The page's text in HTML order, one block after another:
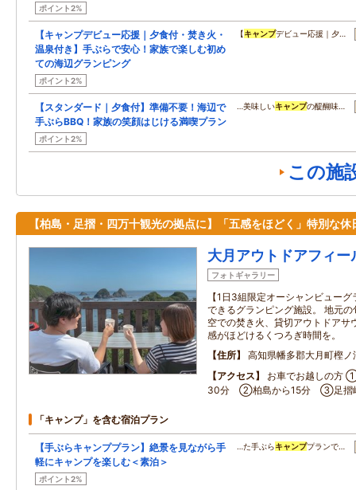
ポイント2%
【キャンプデビュー応援｜夕食付・焚き火・
温泉付き】手ぶらで安心！家族で楽しむ初め
ての海辺グランピング
ポイント2%
【キャンプデビュー応援｜夕…
【スタンダード｜夕食付】準備不要！海辺で
手ぶらBBQ！家族の笑顔はじける満喫プラン
ポイント2%
…美味しいキャンプの醍醐味…
この施
【柏島・足摺・四万十観光の拠点に】「五感をほどく」特別な休
大月アウトドアフィ
フォトギャラリー
【1日3組限定オーシャンビュー
できるグランピング施設。 地元
空での焚き火、貸切アウトドアサ
感がほどけるくつろぎ時間を。
住所
高知県幡多郡大月町樫ノ
アクセス
お車でお越しの方
30分 ②柏島から15分 ③足摺
「キャンプ」を含む宿泊プラン
【手ぶらキャンププラン】絶景を見ながら手
軽にキャンプを楽しむ＜素泊＞
ポイント2%
…た手ぶらキャンププランで…